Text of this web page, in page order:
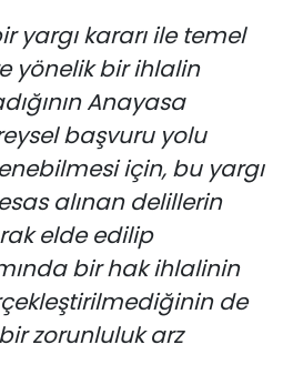
yargı kararı ile temel
yönelik bir ihlalin
Anayasa
başvuru yolu
için, bu yargı
alınan delillerin
elde edilip
bir hak ihlalinin
de
zorunluluk arz